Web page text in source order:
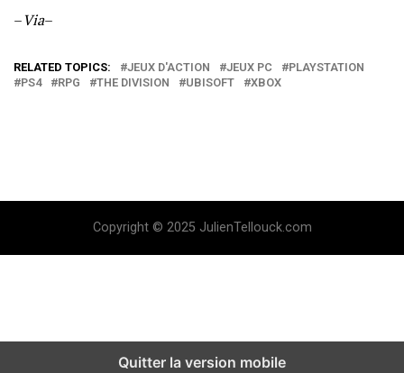
–Via–
RELATED TOPICS: JEUX D'ACTION JEUX PC
PLAYSTATION
PS4
RPG THE DIVISION UBISOFT XBOX
Copyright © 2025 JulienTellouck.com
Quitter la version mobile